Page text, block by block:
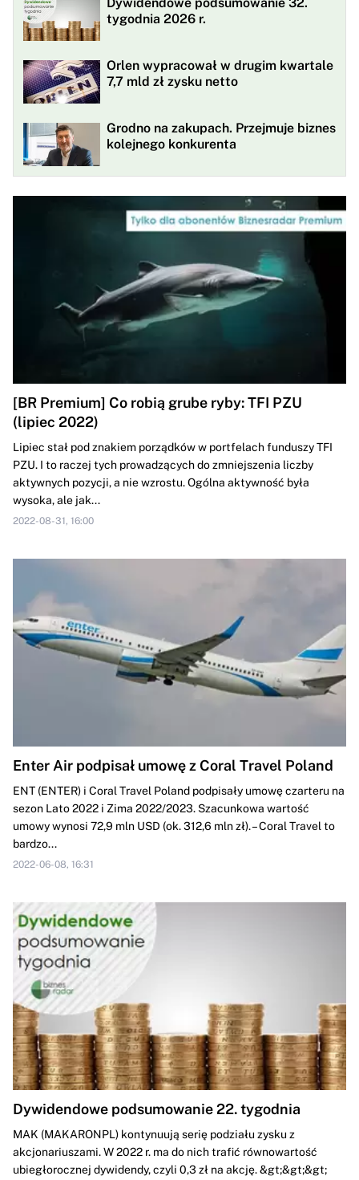
tygodnia 2026 r.
Orlen wypracował w drugim kwartale
7,7 mld zł zysku netto
Grodno na zakupach. Przejmuje biznes
kolejnego konkurenta
[BR Premium] Co robią grube ryby: TFI PZU
(lipiec 2022)
Lipiec stał pod znakiem porządków w portfelach funduszy TFI
PZU. I to raczej tych prowadzących do zmniejszenia liczby
aktywnych pozycji, a nie wzrostu. Ogólna aktywność była
wysoka, ale jak...
2022-08-31, 16:00
Enter Air podpisał umowę z Coral Travel Poland
ENT (ENTER) i Coral Travel Poland podpisały umowę czarteru na
sezon Lato 2022 i Zima 2022/2023. Szacunkowa wartość
umowy wynosi 72,9 mln USD (ok. 312,6 mln zł). – Coral Travel to
bardzo...
2022-06-08, 16:31
Dywidendowe podsumowanie 22. tygodnia
MAK (MAKARONPL) kontynuują serię podziału zysku z
akcjonariuszami. W 2022 r. ma do nich trafić równowartość
ubiegłorocznej dywidendy, czyli 0,3 zł na akcję. &gt;&gt;&gt;